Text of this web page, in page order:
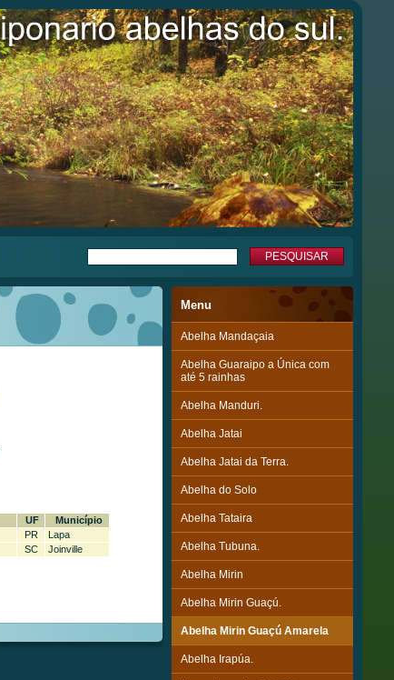
UF
Município
PR
Lapa
SC Joinville
Menu
Abelha Mandaçaia
Abelha Guaraipo a Única com
até 5 rainhas
Abelha Manduri.
Abelha Jatai
Abelha Jatai da Terra.
Abelha do Solo
Abelha Tataira
Abelha Tubuna.
Abelha Mirin
Abelha Mirin Guaçú.
Abelha Mirin Guaçú Amarela
Abelha Irapúa.